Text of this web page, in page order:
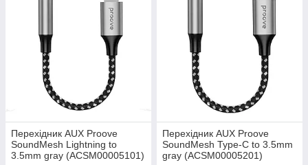
Перехідник AUX Proove
SoundMesh Lightning to
3.5mm gray (ACSM00005101)
Перехідник AUX Proove
SoundMesh Type-C to 3.5mm
gray (ACSM00005201)